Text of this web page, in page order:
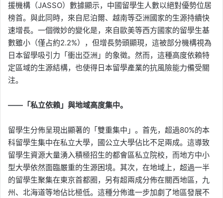
援機構（JASSO）數據顯示，中國留學生人數以絕對優勢位居
榜首。與此同時，來自尼泊爾、越南等亞洲國家的生源持續快
速增長。一個微妙的變化是，來自歐美等西方國家的留學生基
數雖小（僅占約2.2%），但增長勢頭顯現，這被部分機構視為
日本留學吸引力「衝出亞洲」的象徵。然而，這種高度依賴特
定區域的生源結構，也使得日本留學產業的抗風險能力備受關
注。
——「私立依賴」與地域高度集中。
留學生分佈呈現出顯著的「雙重集中」。首先，超過80%的本
科留學生集中在私立大學，國公立大學佔比不足兩成。這導致
留學生資源大量湧入積極招生的都會區私立院校，而地方中小
型大學依然面臨嚴重的生源困境。其次，在地域上，超過一半
的留學生聚集在東京首都圈，另有超兩成分佈在關西地區，九
州、北海道等地佔比極低。這種分佈進一步加劇了地區發展不